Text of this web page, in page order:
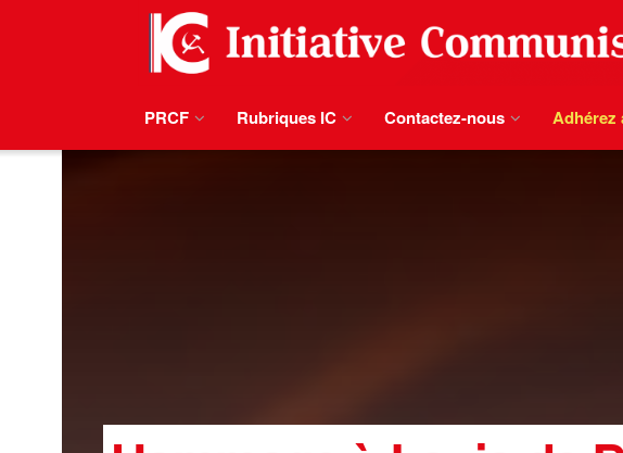
PRCF Rubriques IC Contactez-nous Adhérez